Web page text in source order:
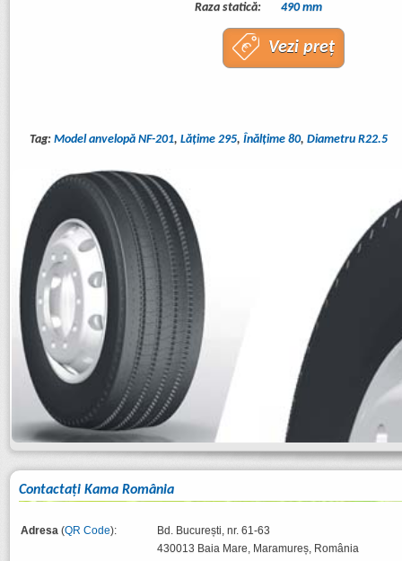
Raza statică:
490 mm
Vezi preț
Tag: Model anvelopă NF-201, Lăţime 295, Înălţime 80, Diametru R22.5
Contactaţi Kama România
Adresa (QR Code):
Bd. București, nr. 61-63
430013 Baia Mare, Maramureș, România